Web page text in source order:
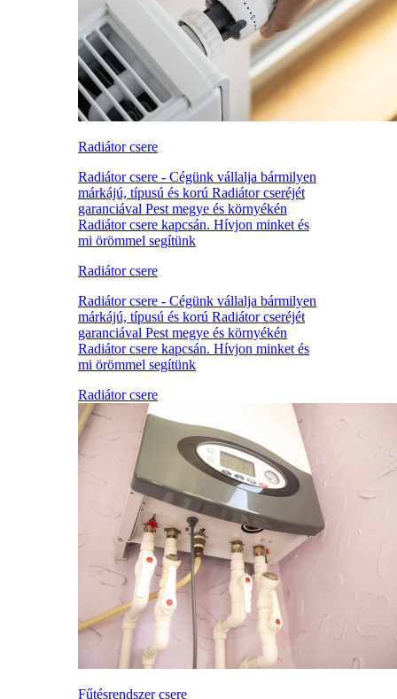
Radiátor csere
Radiátor csere - Cégünk vállalja bármilyen
márkájú, típusú és korú Radiátor cseréjét
garanciával Pest megye és környékén
Radiátor csere kapcsán. Hívjon minket és
mi örömmel segítünk
Radiátor csere
Radiátor csere - Cégünk vállalja bármilyen
márkájú, típusú és korú Radiátor cseréjét
garanciával Pest megye és környékén
Radiátor csere kapcsán. Hívjon minket és
mi örömmel segítünk
Radiátor csere
Fűtésrendszer csere